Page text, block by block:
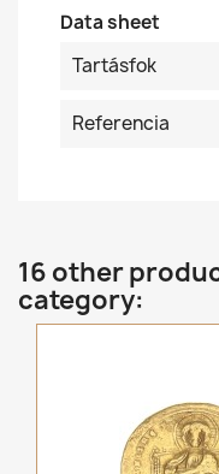
Data sheet
Tartásfok
Referencia
16 other
category: